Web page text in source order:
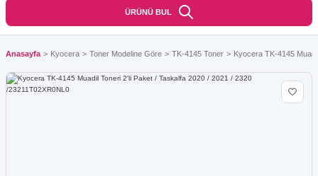
ÜRÜNÜ BUL
Anasayfa Kyocera Toner Modeline Göre TK-4145 Toner Kyocera TK-4145